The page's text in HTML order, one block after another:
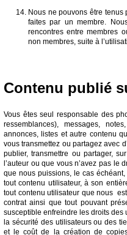
Nous ne pouvons être
faites par un membre.
rencontres entre membres
non membres, suite à
Contenu publié
Vous êtes seul responsable des
ressemblances), messages,
annonces, listes et autre contenu
vous transmettez ou partagez avec
publier, transmettre ou partager,
l’auteur ou que vous n’avez pas le
que nous puissions, le cas
tout contenu utilisateur, à son
tout contenu utilisateur que nous
contrat ainsi que tout pouvant
susceptible enfreindre les droits des
la sécurité des utilisateurs ou des
et le coût de la création de